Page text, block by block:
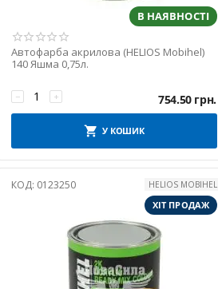
В НАЯВНОСТІ
Автофарба акрилова (HELIOS Mobihel)
140 Яшма 0,75л.
+
− 754.50 грн.
У КОШИК
КОД: 0123250
HELIOS MOBIHEL
ХІТ ПРОДАЖ